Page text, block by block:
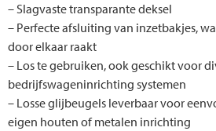
– Slagvaste transparante deksel
– Perfecte afsluiting van inzetbakjes,
door elkaar raakt
– Los te gebruiken, ook geschikt voor
bedrijfswageninrichting systemen
– Losse glijbeugels leverbaar voor
eigen houten of metalen inrichting